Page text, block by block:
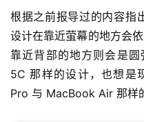
根据之前报导过的内容指
设计在靠近萤幕的地方会
靠近背部的地方则会是
5C 那样的设计，也想是
Pro 与 MacBook Air 那样